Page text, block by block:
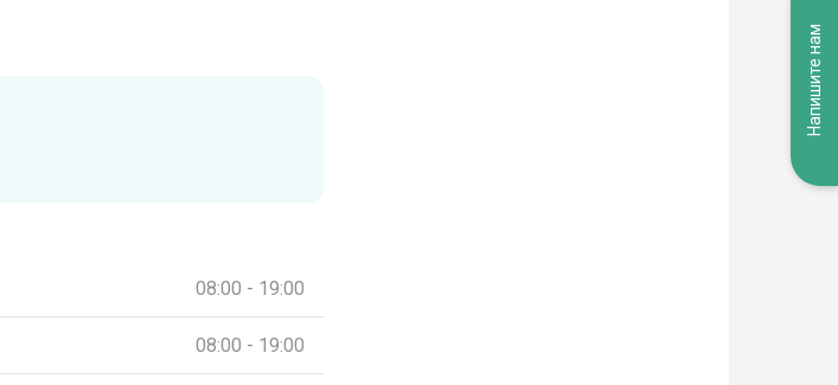
08:00 - 19:00
08:00 - 19:00
Напишите нам